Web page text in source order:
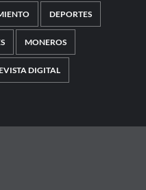
DEPORTES
MONEROS
DIGITAL